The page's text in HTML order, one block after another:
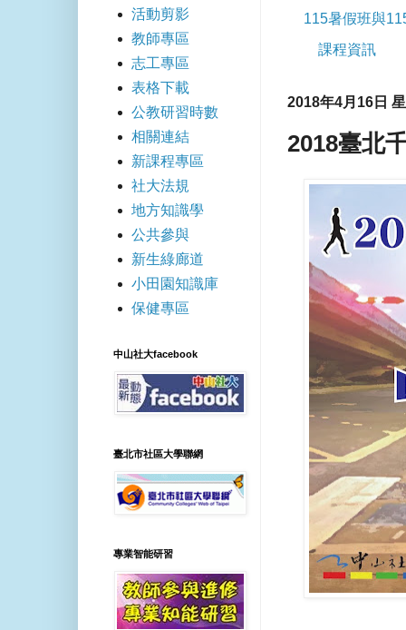
115暑假班與
課程資訊
2018年4月16日
2018臺北
活動剪影
教師專區
志工專區
表格下載
公教研習時數
相關連結
新課程專區
社大法規
地方知識學
公共參與
新生綠廊道
小田園知識庫
保健專區
中山社大facebook
臺北市社區大學聯網
專業智能研習